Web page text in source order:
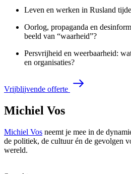
Leven en werken in Rusland
Oorlog, propaganda en
beeld van “waarheid”?
Persvrijheid en weerbaarheid:
en organisaties?
Vrijblijvende offerte
Michiel Vos
Michiel Vos neemt je mee in de
de politiek, de cultuur én de gevolgen
wereld.